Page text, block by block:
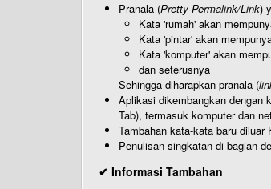
Pranala (Pretty Permalink/Link)
Kata 'rumah' akan
Kata 'pintar' akan
Kata 'komputer' akan
dan seterusnya
Sehingga diharapkan pranala (
Aplikasi dikembangkan dengan
Tab), termasuk komputer dan
Tambahan kata-kata baru diluar
Penulisan singkatan di bagian
✔ Informasi Tambahan